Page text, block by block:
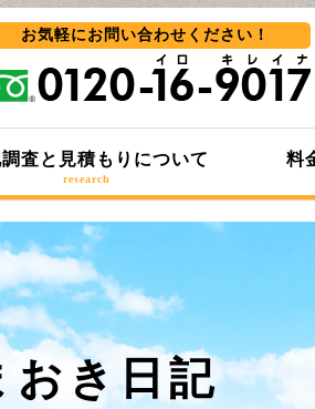
お気軽にお問い合わせ ください！
査と見積もりについて
research
料
おき日記